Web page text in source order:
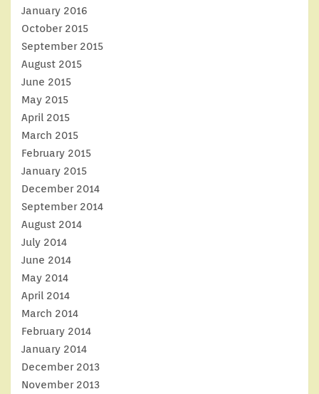
January 2016
October 2015
September 2015
August 2015
June 2015
May 2015
April 2015
March 2015
February 2015
January 2015
December 2014
September 2014
August 2014
July 2014
June 2014
May 2014
April 2014
March 2014
February 2014
January 2014
December 2013
November 2013